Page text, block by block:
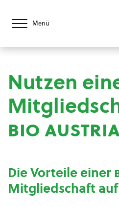
Menü
Nutzen
bio
Die Vorteile einer
Mitgliedschaft